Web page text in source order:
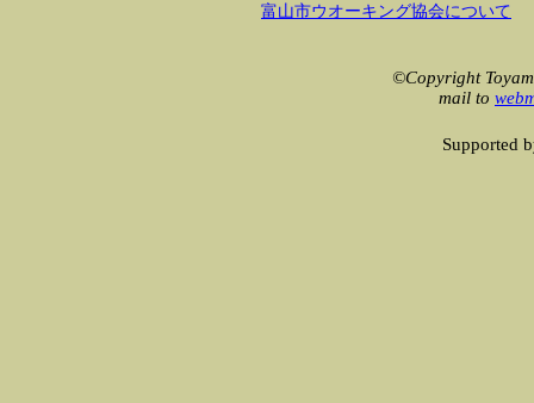
富山市ウオーキング協会について
©Copyright
mail to
Supported